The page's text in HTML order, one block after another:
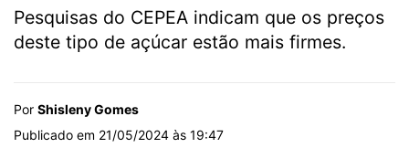
Pesquisas do CEPEA indicam que os preços
deste tipo de açúcar estão mais firmes.
Por Shisleny Gomes
Publicado em 21/05/2024 às 19:47